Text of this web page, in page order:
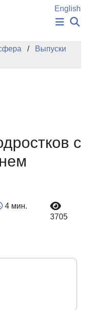
English
Выпуски
с
4 мин.
3705